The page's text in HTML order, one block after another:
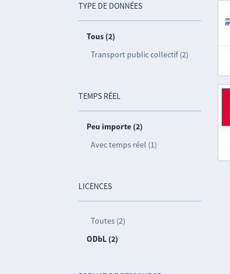
TYPE DE DONNÉES
Tous (2)
Transport public collectif (2)
TEMPS RÉEL
Peu importe (2)
Avec temps réel (1)
LICENCES
Toutes (2)
ODbL (2)